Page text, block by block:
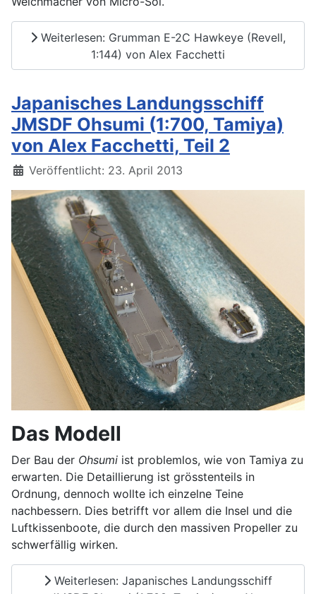
Weiterlesen: Grumman E-2C Hawkeye (Revell,
1:144) von Alex Facchetti
Japanisches Landungsschiff
JMSDF Ohsumi (1:700, Tamiya)
von Alex Facchetti, Teil 2
Details
Veröffentlicht: 23. April 2013
Das Modell
Der Bau der Ohsumi ist problemlos, wie von Tamiya zu
erwarten. Die Detaillierung ist grösstenteils in
Ordnung, dennoch wollte ich einzelne Teine
nachbessern. Dies betrifft vor allem die Insel und die
Luftkissenboote, die durch den massiven Propeller zu
schwerfällig wirken.
Weiterlesen: Japanisches Landungsschiff